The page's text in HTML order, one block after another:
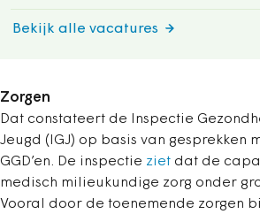
Bekijk alle vacatures
Zorgen
Dat constateert de Inspectie
Jeugd (IGJ) op basis van gesprekken
GGD’en. De inspectie ziet dat de
medisch milieukundige zorg onder
Vooral door de toenemende zorgen